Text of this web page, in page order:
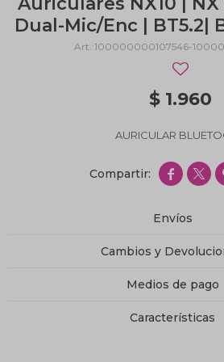
Dual-Mic/Enc | BT5.2|
100000000107546-
$ 1.960
AURICULAR
 
Envíos
Cambios y
Medios de pago
Características